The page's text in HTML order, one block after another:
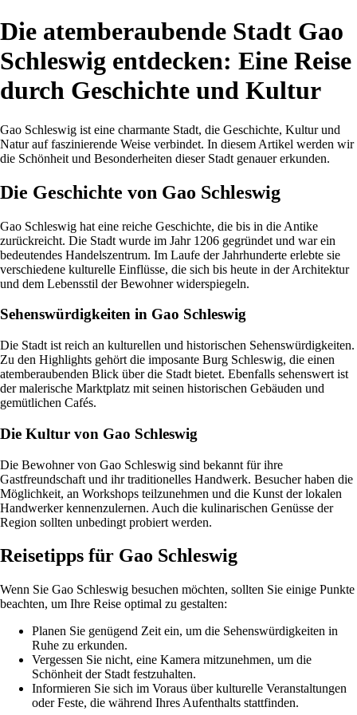
Die atemberaubende Stadt Gao
Schleswig entdecken: Eine Reise
durch Geschichte und Kultur
Gao Schleswig ist eine charmante Stadt, die Geschichte, Kultur und
Natur auf faszinierende Weise verbindet. In diesem Artikel werden wir
die Schönheit und Besonderheiten dieser Stadt genauer erkunden.
Die Geschichte von Gao Schleswig
Gao Schleswig hat eine reiche Geschichte, die bis in die Antike
zurückreicht. Die Stadt wurde im Jahr 1206 gegründet und war ein
bedeutendes Handelszentrum. Im Laufe der Jahrhunderte erlebte sie
verschiedene kulturelle Einflüsse, die sich bis heute in der Architektur
und dem Lebensstil der Bewohner widerspiegeln.
Sehenswürdigkeiten in Gao Schleswig
Die Stadt ist reich an kulturellen und historischen Sehenswürdigkeiten.
Zu den Highlights gehört die imposante Burg Schleswig, die einen
atemberaubenden Blick über die Stadt bietet. Ebenfalls sehenswert ist
der malerische Marktplatz mit seinen historischen Gebäuden und
gemütlichen Cafés.
Die Kultur von Gao Schleswig
Die Bewohner von Gao Schleswig sind bekannt für ihre
Gastfreundschaft und ihr traditionelles Handwerk. Besucher haben die
Möglichkeit, an Workshops teilzunehmen und die Kunst der lokalen
Handwerker kennenzulernen. Auch die kulinarischen Genüsse der
Region sollten unbedingt probiert werden.
Reisetipps für Gao Schleswig
Wenn Sie Gao Schleswig besuchen möchten, sollten Sie einige Punkte
beachten, um Ihre Reise optimal zu gestalten:
Planen Sie genügend Zeit ein, um die Sehenswürdigkeiten in
Ruhe zu erkunden.
Vergessen Sie nicht, eine Kamera mitzunehmen, um die
Schönheit der Stadt festzuhalten.
Informieren Sie sich im Voraus über kulturelle Veranstaltungen
oder Feste, die während Ihres Aufenthalts stattfinden.